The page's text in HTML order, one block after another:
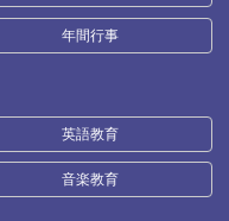
年間行事
英語教育
音楽教育